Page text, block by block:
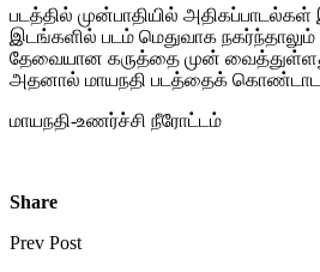
படத்தில் முன்பாதியில் அதிகப்பாடல்கள்
இடங்களில் படம் மெதுவாக நகர்ந்தாலும்
தேவையான கருத்தை முன்
அதனால் மாயநதி படத்தைக்
மாயநதி-உணர்ச்சி நீரோட்டம்
Share
Prev Post